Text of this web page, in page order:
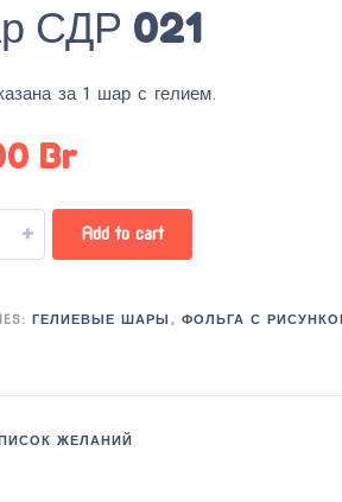
СДР 021
за 1 шар с гелием.
Br
+ Add to cart
ГЕЛИЕВЫЕ ШАРЫ , ФОЛЬГА С
ЖЕЛАНИЙ